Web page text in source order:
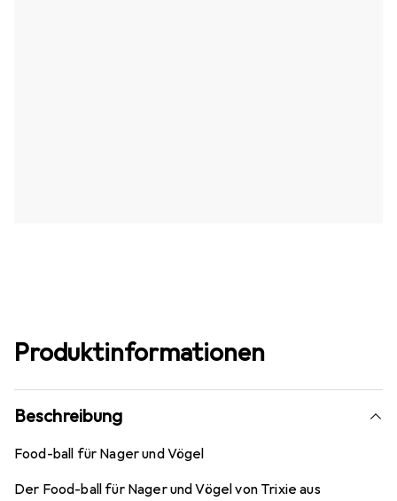
Produktinformationen
Beschreibung
Food-ball für Nager und Vögel
Der Food-ball für Nager und Vögel von Trixie aus